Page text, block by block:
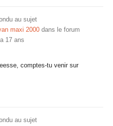
au sujet
maxi 2000 dans le forum
17 ans
comptes-tu venir sur
au sujet